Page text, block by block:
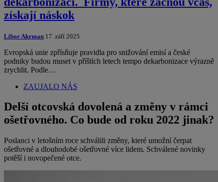
získají náskok
Libor Akrman 17. září 2025
Evropská unie zpřísňuje pravidla pro snižování emisí a české
podniky budou muset v příštích letech tempo dekarbonizace výrazně
zrychlit. Podle…
ZAUJALO NÁS
Delší otcovská dovolená a změny v rámci
ošetřovného. Co bude od roku 2022 jinak?
Poslanci v letošním roce schválili změny, které umožní čerpat
ošetřovné a dlouhodobé ošetřovné více lidem. Schválené novinky
potěší i novopečené otce.